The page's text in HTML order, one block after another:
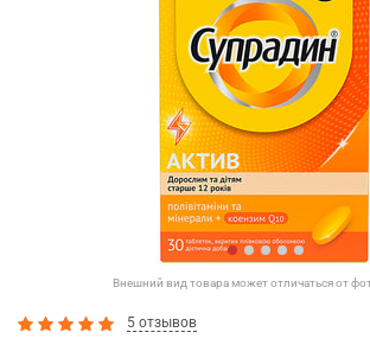
Внешний вид товара может отличаться от
5 отзывов